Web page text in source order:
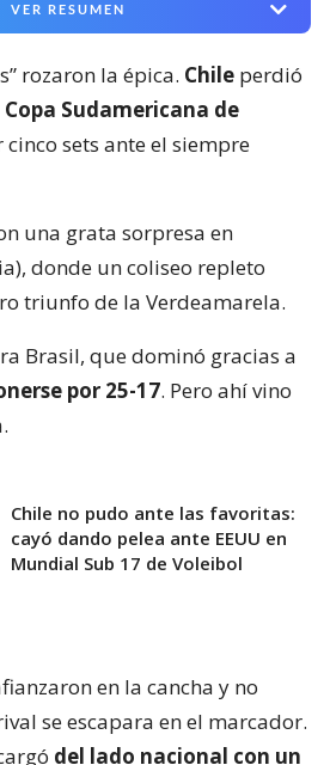
VER RESUMEN
rozaron la épica. Chile perdió
Copa Sudamericana de
cinco sets ante el siempre
una grata sorpresa en
donde un coliseo repleto
triunfo de la Verdeamarela.
Brasil, que dominó gracias a
por 25-17. Pero ahí vino
Chile no pudo ante las favoritas:
cayó dando pelea ante EEUU en
Mundial Sub 17 de Voleibol
en la cancha y no
se escapara en el marcador.
del lado nacional con un